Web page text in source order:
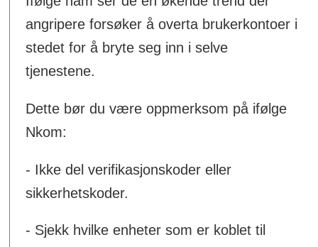
angripere forsøker å overta brukerkontoer i
stedet for å bryte seg inn i selve
tjenestene.
Dette bør du være oppmerksom på ifølge
Nkom:
- Ikke del verifikasjonskoder eller
sikkerhetskoder.
- Sjekk hvilke enheter som er koblet til